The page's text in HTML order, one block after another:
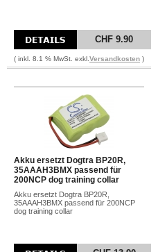
CHF 9.90
( inkl. 8.1 % MwSt. exkl. Versandkosten )
Akku ersetzt Dogtra BP20R,
35AAAH3BMX passend für
200NCP dog training collar
Akku ersetzt Dogtra BP20R,
35AAAH3BMX passend für 200NCP
dog training collar